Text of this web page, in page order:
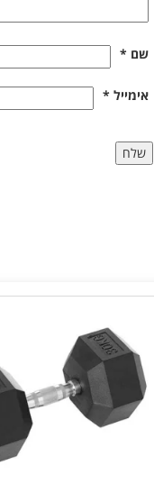
שם *
אימייל *